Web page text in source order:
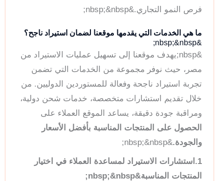
فرص النمو التجاري.&nbsp;&nbsp;
ما هي الخدمات التي يقدمها موقعنا لضمان استيراد ناجح؟
&nbsp;&nbsp;
&nbsp;يهدف موقعنا إلى تسهيل عمليات الاستيراد من
مصر، حيث نوفر مجموعة من الخدمات التي تضمن
تجربة استيراد ناجحة وفعالة للمستوردين الدوليين. من
خلال تقديم استشارات متخصصة، خدمات شحن دولية،
ومراقبة جودة دقيقة، يساعد الموقع العملاء على
الحصول على المنتجات المناسبة بأفضل الأسعار
والجودة.&nbsp;&nbsp;
1.استشارات الاستيراد لمساعدة العملاء في اختيار
المنتجات المناسبة&nbsp;&nbsp;